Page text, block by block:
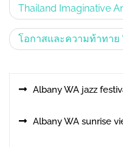
Thailand Imaginative
โอกาสและความท้าทาย
Albany WA jazz
Albany WA sunrise